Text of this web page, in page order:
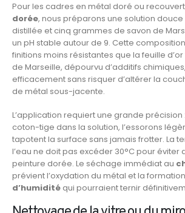
Pour les cadres en métal doré ou
dorée, nous préparons une solution douce
distillée et cinq grammes de savon de
un pH stable autour de 9. Cette
finitions moins résistantes que la feuille
de Marseille, dépourvu d’additifs
efficacement sans risquer d’altérer la
de métal sous-jacente.
L’application requiert une grande précision
coton-tige dans la solution, l’essorons
tapotent la surface sans jamais frotter. La
l’eau ne doit pas excéder 30°C pour éviter
peinture dorée. Le séchage immédiat au
prévient l’oxydation du métal et la
d’humidité qui pourraient ternir